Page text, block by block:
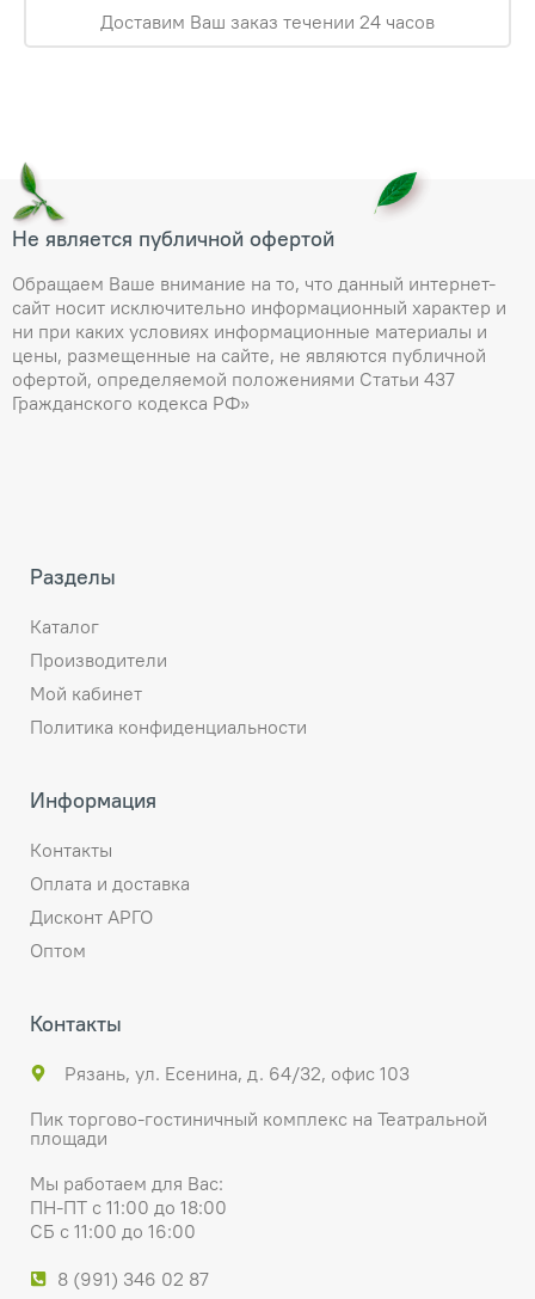
Доставим Ваш заказ течении 24 часов
Не является публичной офертой
Обращаем Ваше внимание на то, что данный интернет-
сайт носит исключительно информационный характер и
ни при каких условиях информационные материалы и
цены, размещенные на сайте, не являются публичной
офертой, определяемой положениями Статьи 437
Гражданского кодекса РФ»
Разделы
Каталог
Производители
Мой кабинет
Политика конфиденциальности
Информация
Контакты
Оплата и доставка
Дисконт АРГО
Оптом
Контакты
Рязань, ул. Есенина, д. 64/32, офис 103
Пик торгово-гостиничный комплекс на Театральной
площади
Мы работаем для Вас:
ПН-ПТ с 11:00 до 18:00
СБ с 11:00 до 16:00
8 (991) 346 02 87